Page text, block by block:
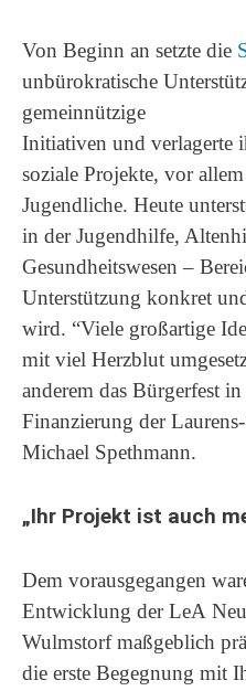
Von Beginn an setzte die
unbürokratische
gemeinnützige
Initiativen und verlagerte
soziale Projekte, vor
Jugendliche. Heute
in der Jugendhilfe,
Gesundheitswesen –
Unterstützung konkret
wird. “Viele großartige
mit viel Herzblut
anderem das Bürgerfest
Finanzierung der
Michael Spethmann.
„Ihr Projekt ist auch
Dem vorausgegangen
Entwicklung der LeA Neu
Wulmstorf maßgeblich
die erste Begegnung mit